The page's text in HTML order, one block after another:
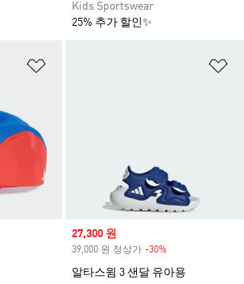
Kids Sportswear
25% 추가 할인✨
Sale price
27,300 원
39,000 원 정상가 -30%
알타스윔 3 샌달 유아용